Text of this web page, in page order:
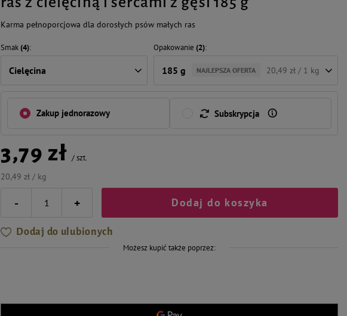
Karma pełnoporcjowa dla dorosłych psów małych ras
Smak(4)
Cielęcina
Opakowanie (2)
185 g NAJLEPSZA OFERTA 20,49 zł / 1 kg
Zakup jednorazowy Subskrypcja
3,79 zł /szt.
20,49 zł / kg
- + Dodaj do koszyka
Dodaj do ulubionych
Możesz kupić także poprzez: